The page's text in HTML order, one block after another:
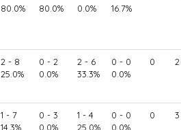
80.0%
80.0%
0.0%
16.7%
2 - 8
25.0%
0 - 2
0.0%
2 - 6
33.3%
0 - 0
0.0%
0 2
1 - 7
14.3%
0 - 3
0.0%
1 - 4
25.0%
0 - 0
0.0%
0 3